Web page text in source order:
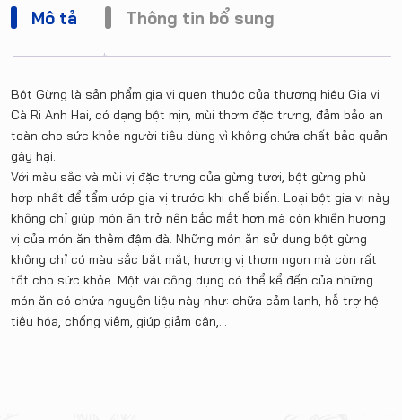
Mô tả Thông tin bổ sung
Bột Gừng là sản phẩm gia vị quen thuộc của thương hiệu Gia vị
Cà Ri Anh Hai, có dạng bột mịn, mùi thơm đặc trưng, đảm bảo an
toàn cho sức khỏe người tiêu dùng vì không chứa chất bảo quản
gây hại.
Với màu sắc và mùi vị đặc trưng của gừng tươi, bột gừng phù
hợp nhất để tẩm ướp gia vị trước khi chế biến. Loại bột gia vị này
không chỉ giúp món ăn trở nên bắc mắt hơn mà còn khiến hương
vị của món ăn thêm đậm đà. Những món ăn sử dụng bột gừng
không chỉ có màu sắc bắt mắt, hương vị thơm ngon mà còn rất
tốt cho sức khỏe. Một vài công dụng có thể kể đến của những
món ăn có chứa nguyên liệu này như: chữa cảm lạnh, hỗ trợ hệ
tiêu hóa, chống viêm, giúp giảm cân,…